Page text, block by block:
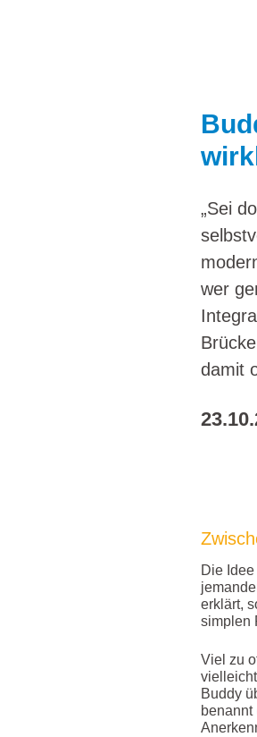
„Sei
wer
damit
Die
erklärt,
simplen
Viel zu
Buddy
benannt